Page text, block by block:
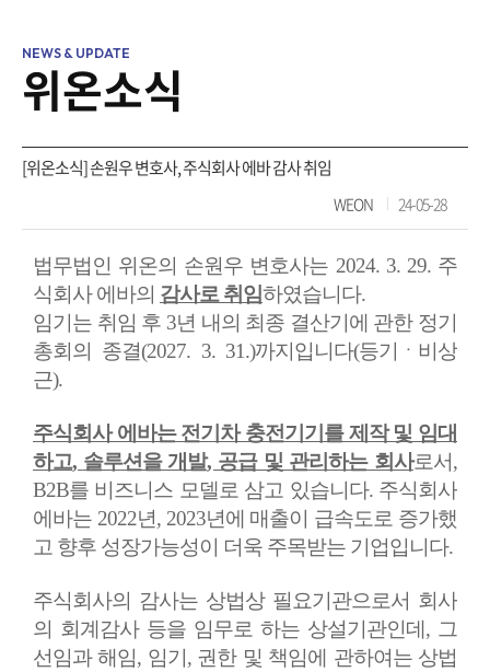
위온소식
[위온소식] 손원우 변호사, 주식회사 에바 감사 취임
WEON 24-05-28
법무법인 위온의 손원우 변호사는 2024. 3. 29. 주
식회사 에바의 감사로 취임하였습니다.
임기는 취임 후 3년 내의 최종 결산기에 관한 정기
총회의 종결(2027. 3. 31.)까지입니다(등기ㆍ비상
근).
주식회사 에바는 전기차 충전기기를 제작 및 임대
하고, 솔루션을 개발, 공급 및 관리하는 회사로서,
B2B를 비즈니스 모델로 삼고 있습니다. 주식회사
에바는 2022년, 2023년에 매출이 급속도로 증가했
고 향후 성장가능성이 더욱 주목받는 기업입니다.
주식회사의 감사는 상법상 필요기관으로서 회사
의 회계감사 등을 임무로 하는 상설기관인데, 그
선임과 해임, 임기, 권한 및 책임에 관하여는 상법